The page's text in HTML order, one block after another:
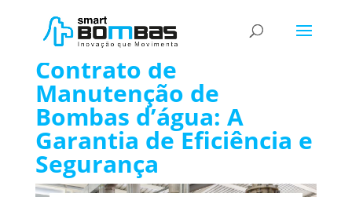
Contrato de Manutenção Bombas d’água
Contrato de
Manutenção de
Bombas d’água: A
Garantia de Eficiência e
Segurança